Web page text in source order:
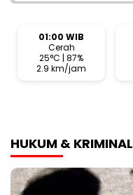
01:00 WIB
Cerah
25°C | 87%
2.9 km/jam
HUKUM & KRIMINAL